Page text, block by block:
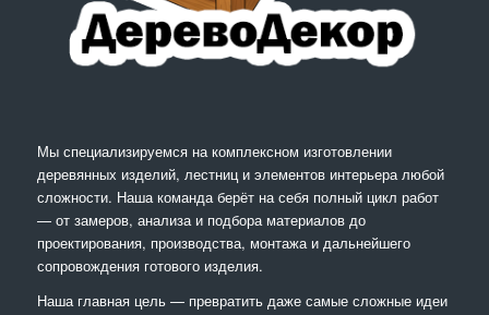
Мы специализируемся на комплексном изготовлении
деревянных изделий, лестниц и элементов интерьера любой
сложности. Наша команда берёт на себя полный цикл работ
— от замеров, анализа и подбора материалов до
проектирования, производства, монтажа и дальнейшего
сопровождения готового изделия.
Наша главная цель — превратить даже самые сложные идеи